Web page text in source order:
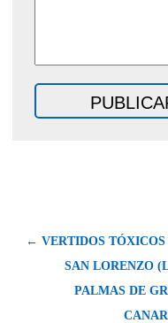
← VERTIDOS TÓXICOS
SAN LORENZO
PALMAS DE